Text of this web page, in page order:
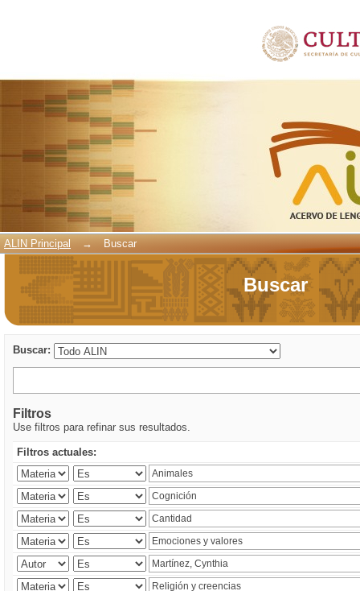
ALIN Principal → Buscar
Buscar
Buscar:
Filtros
Use filtros para refinar sus resultados.
Filtros actuales: